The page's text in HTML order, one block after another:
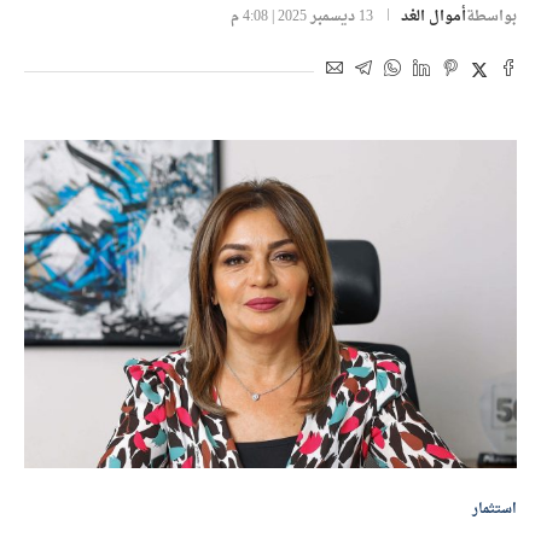
بواسطةأموال الغد 13 ديسمبر 2025 | 4:08 م
استثمار